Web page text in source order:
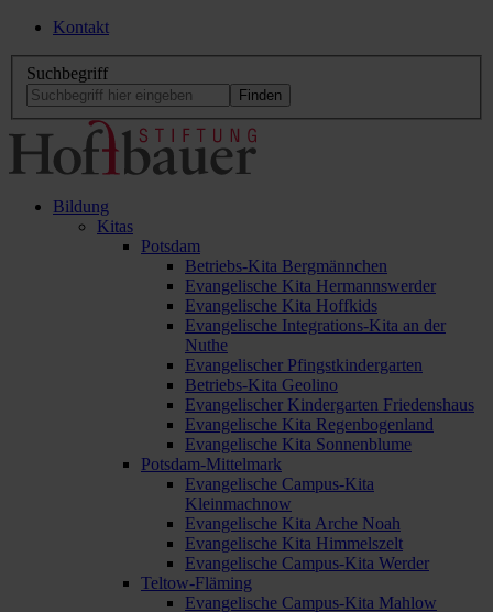
Kontakt
Suchbegriff
Bildung
Kitas
Potsdam
Betriebs-Kita Bergmännchen
Evangelische Kita Hermannswerder
Evangelische Kita Hoffkids
Evangelische Integrations-Kita an der
Nuthe
Evangelischer Pfingstkindergarten
Betriebs-Kita Geolino
Evangelischer Kindergarten Friedenshaus
Evangelische Kita Regenbogenland
Evangelische Kita Sonnenblume
Potsdam-Mittelmark
Evangelische Campus-Kita
Kleinmachnow
Evangelische Kita Arche Noah
Evangelische Kita Himmelszelt
Evangelische Campus-Kita Werder
Teltow-Fläming
Evangelische Campus-Kita Mahlow